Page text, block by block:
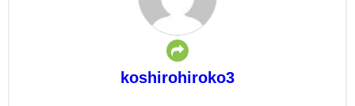
koshirohiroko3